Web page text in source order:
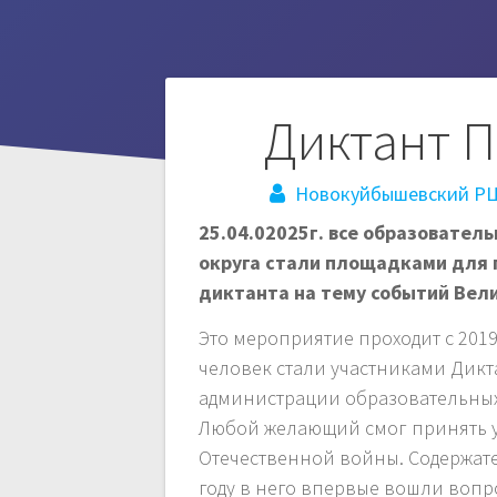
Диктант
Новокуйбышевский
25.04.02025г. все
округа стали площадками для
диктанта на тему событий
Это мероприятие проходит с
человек стали участниками
администрации
Любой желающий смог принять
Отечественной войны.
году в него впервые вошли
Навигация
записям